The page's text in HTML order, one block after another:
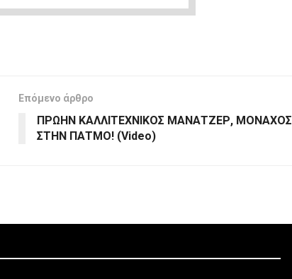
Επόμενο άρθρο
ΠΡΩΗΝ ΚΑΛΛΙΤΕΧΝΙΚΟΣ ΜΑΝΑΤΖΕΡ, ΜΟΝΑΧΟΣ
ΣΤΗΝ ΠΑΤΜΟ! (Video)